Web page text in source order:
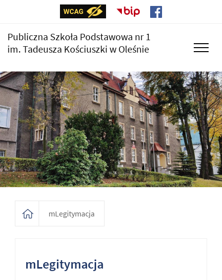
Publiczna Szkoła Podstawowa nr 1
im. Tadeusza Kościuszki w Oleśnie
mLegitymacja
mLegitymacja